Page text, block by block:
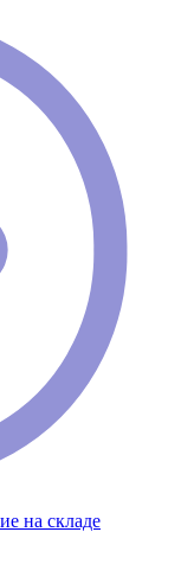
на складе